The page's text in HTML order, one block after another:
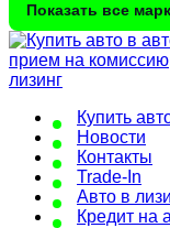
Показать все
Купить
Новости
Контакты
Trade-In
Авто в
Кредит на